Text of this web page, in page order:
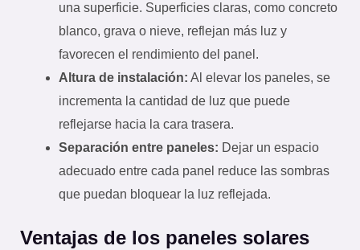
una superficie. Superficies claras, como concreto
blanco, grava o nieve, reflejan más luz y
favorecen el rendimiento del panel.
Altura de instalación: Al elevar los paneles, se
incrementa la cantidad de luz que puede
reflejarse hacia la cara trasera.
Separación entre paneles: Dejar un espacio
adecuado entre cada panel reduce las sombras
que puedan bloquear la luz reflejada.
Ventajas de los paneles solares